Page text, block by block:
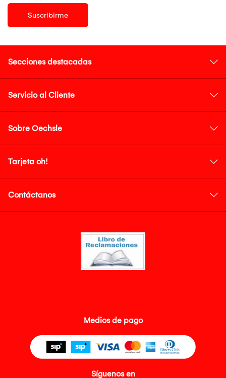
Suscribirme
Secciones destacadas
Servicio al Cliente
Sobre Oechsle
Tarjeta oh!
Contáctanos
Medios de pago
Síguenos en